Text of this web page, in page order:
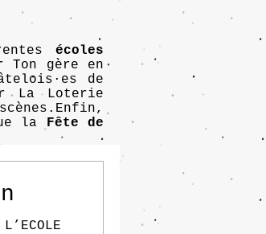
écoles
Ton gère en
de
La Loterie
la Fête de